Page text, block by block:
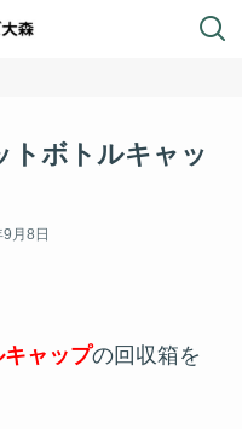
トボトルキャッ
月8日
ャップの回収箱を